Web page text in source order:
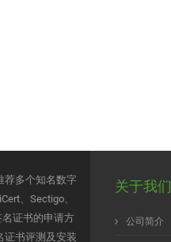
荐多个知名数字
、Sectigo、
名证书的申请方
证书评测及安装
关于我们
公司简介